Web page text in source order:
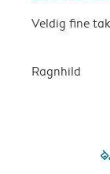
Veldig fine
Ragnhild